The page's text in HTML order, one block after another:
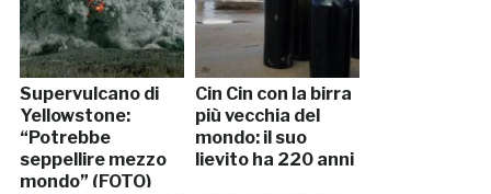
Supervulcano di
Yellowstone:
“Potrebbe
seppellire mezzo
mondo” (FOTO)
Cin Cin con la birra
più vecchia del
mondo: il suo
lievito ha 220 anni